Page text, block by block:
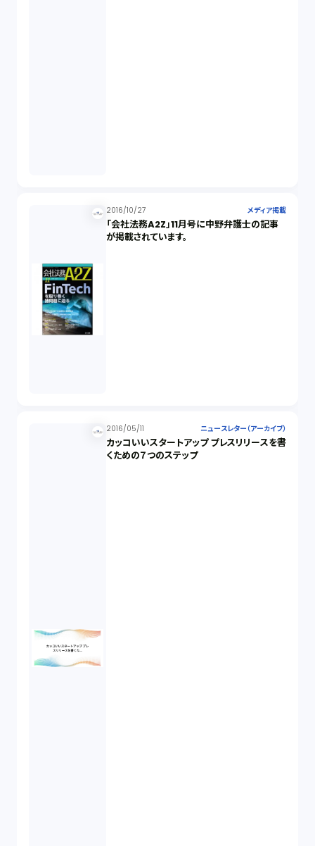
2016/10/27 メディア掲載
「会社法務A2Z」11月号に中野弁護士の記事
が掲載されています。
2016/05/11 ニュースレター（アーカイブ）
カッコいいスタートアップ プレスリリースを書
くための７つのステップ